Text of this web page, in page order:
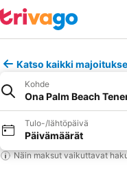
Katso kaikki
Kohde
Ona Palm Beach
Tulo-/lähtöpäivä
Päivämäärät
Näin maksut vaikuttavat